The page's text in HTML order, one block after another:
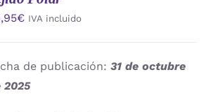
€ IVA incluido
de publicación:31 de octubre
2025